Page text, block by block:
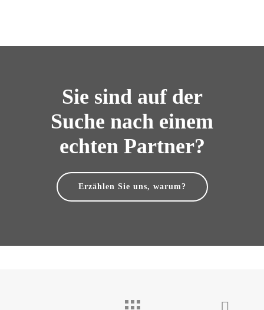
Sie sind auf der
Suche nach einem
echten Partner?
Erzählen Sie uns, warum?